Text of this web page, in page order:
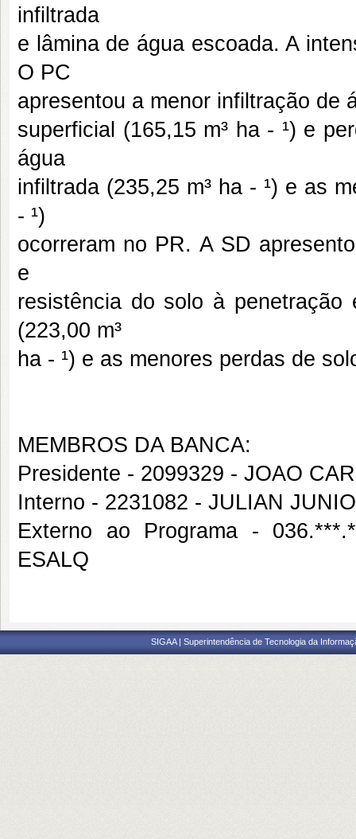
infiltrada
e lâmina de água escoada. A
O PC
apresentou a menor infiltração de
superficial (165,15 m³ ha - ¹) e
água
infiltrada (235,25 m³ ha - ¹) e as
- ¹)
ocorreram no PR. A SD
e
resistência do solo à
(223,00 m³
ha - ¹) e as menores perdas de
MEMBROS DA BANCA:
Presidente - 2099329 - JOAO
Interno - 2231082 - JULIAN
Externo ao Programa -
ESALQ
SIGAA | Superintendência de Tecnologia da